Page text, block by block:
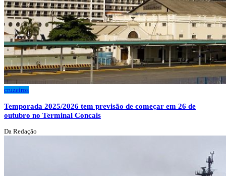
cruzeiros
Temporada 2025/2026 tem previsão de começar em 26 de
outubro no Terminal Concais
Da Redação